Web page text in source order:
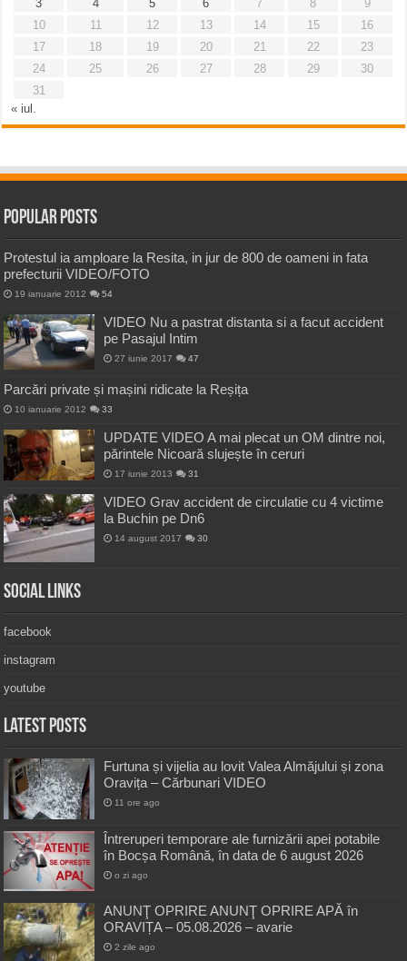
3
4 5 6 7 8
9
10
11 12 13 14 15
16
17
18 19 20 21 22
23
24
25 26 27 28 29
30
31
« iul.
Popular Posts
Protestul ia amploare la Resita, in jur de 800 de oameni in fata
prefecturii VIDEO/FOTO
19 ianuarie 2012 54
VIDEO Nu a pastrat distanta si a facut accident
pe Pasajul Intim
27 iunie 2017 47
Parcări private și mașini ridicate la Reșița
10 ianuarie 2012 33
UPDATE VIDEO A mai plecat un OM dintre noi,
părintele Nicoară slujește în ceruri
17 iunie 2013 31
VIDEO Grav accident de circulatie cu 4 victime
la Buchin pe Dn6
14 august 2017 30
Social Links
facebook
instagram
youtube
Latest Posts
Furtuna și vijelia au lovit Valea Almăjului și zona
Oravița – Cărbunari VIDEO
11 ore ago
Întreruperi temporare ale furnizării apei potabile
în Bocșa Română, în data de 6 august 2026
o zi ago
ANUNŢ OPRIRE ANUNŢ OPRIRE APĂ în
ORAVIȚA – 05.08.2026 – avarie
2 zile ago